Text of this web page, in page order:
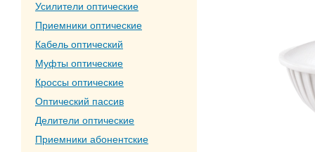
Усилители оптические
Приемники оптические
Кабель оптический
Муфты оптические
Кроссы оптические
Оптический пассив
Делители оптические
Приемники абонентские